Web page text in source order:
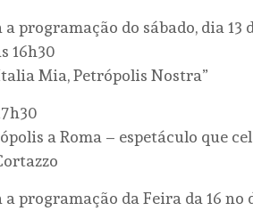
programação do sábado, dia 13
16h30
Mia, Petrópolis Nostra”
a Roma – espetáculo que
programação da Feira da 16 no